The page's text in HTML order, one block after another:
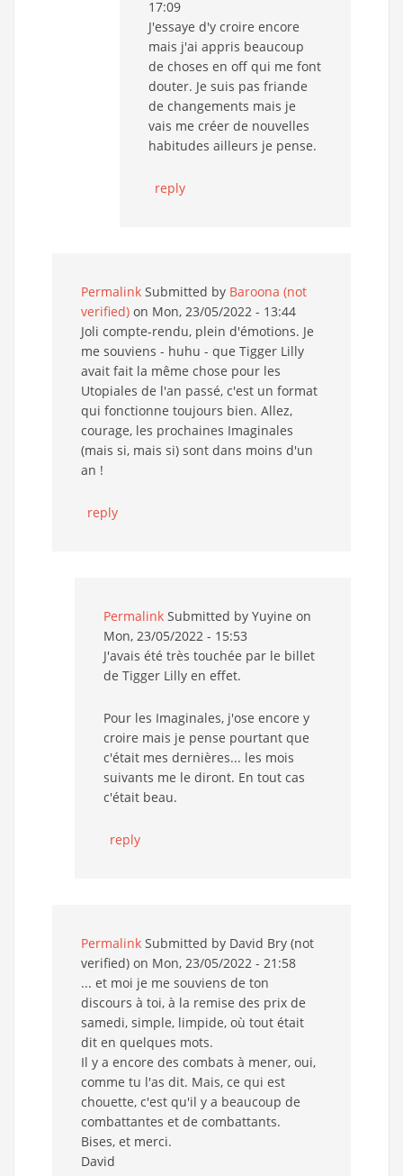
17:09
J'essaye d'y croire encore
mais j'ai appris beaucoup
de choses en off qui me font
douter. Je suis pas friande
de changements mais je
vais me créer de nouvelles
habitudes ailleurs je pense.
reply
Permalink Submitted by Baroona (not
verified) on Mon, 23/05/2022 - 13:44
Joli compte-rendu, plein d'émotions. Je
me souviens - huhu - que Tigger Lilly
avait fait la même chose pour les
Utopiales de l'an passé, c'est un format
qui fonctionne toujours bien. Allez,
courage, les prochaines Imaginales
(mais si, mais si) sont dans moins d'un
an !
reply
Permalink Submitted by Yuyine on
Mon, 23/05/2022 - 15:53
J'avais été très touchée par le billet
de Tigger Lilly en effet.
Pour les Imaginales, j'ose encore y
croire mais je pense pourtant que
c'était mes dernières... les mois
suivants me le diront. En tout cas
c'était beau.
reply
Permalink Submitted by David Bry (not
verified) on Mon, 23/05/2022 - 21:58
... et moi je me souviens de ton
discours à toi, à la remise des prix de
samedi, simple, limpide, où tout était
dit en quelques mots.
Il y a encore des combats à mener, oui,
comme tu l'as dit. Mais, ce qui est
chouette, c'est qu'il y a beaucoup de
combattantes et de combattants.
Bises, et merci.
David